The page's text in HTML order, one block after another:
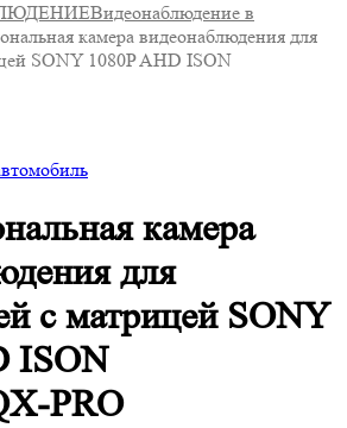
Видеонаблюдение в
камера видеонаблюдения для
SONY 1080P AHD ISON
камера
для
с матрицей SONY
ISON
PRO